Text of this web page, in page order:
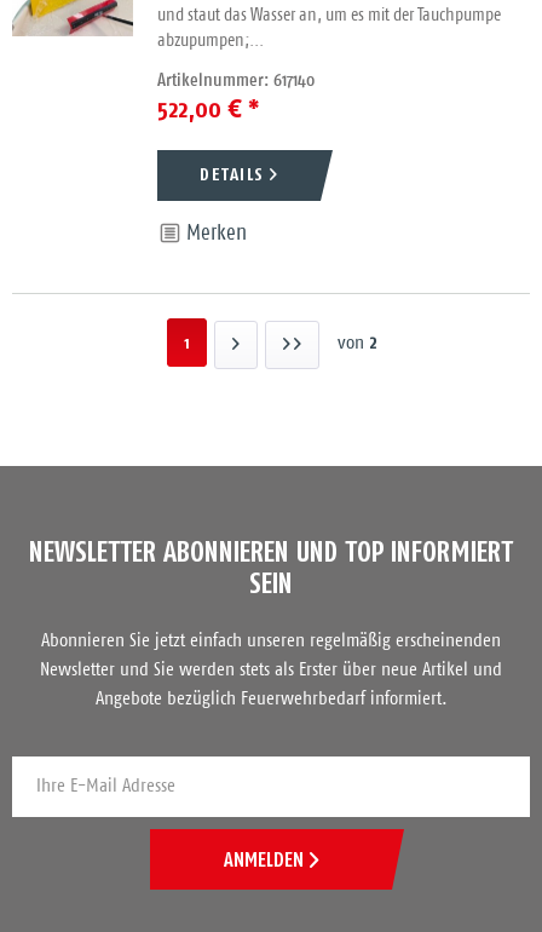
und staut das Wasser an, um es mit der Tauchpumpe
abzupumpen;...
Artikelnummer: 617140
522,00 € *
DETAILS
Merken
1 von 2
NEWSLETTER ABONNIEREN UND TOP INFORMIERT
SEIN
Abonnieren Sie jetzt einfach unseren regelmäßig erscheinenden
Newsletter und Sie werden stets als Erster über neue Artikel und
Angebote bezüglich Feuerwehrbedarf informiert.
ANMELDEN